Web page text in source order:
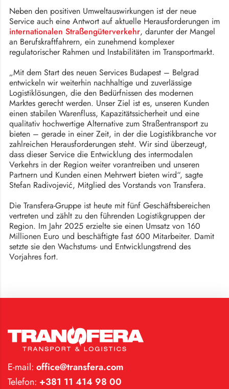
Neben den positiven Umweltauswirkungen ist der neue
Service auch eine Antwort auf aktuelle Herausforderungen im
internationalen Straßengüterverkehr, darunter der Mangel
an Berufskraftfahrern, ein zunehmend komplexer
regulatorischer Rahmen und Instabilitäten im Transportmarkt.
„Mit dem Start des neuen Services Budapest – Belgrad
entwickeln wir weiterhin nachhaltige und zuverlässige
Logistiklösungen, die den Bedürfnissen des modernen
Marktes gerecht werden. Unser Ziel ist es, unseren Kunden
einen stabilen Warenfluss, Kapazitätssicherheit und eine
qualitativ hochwertige Alternative zum Straßentransport zu
bieten – gerade in einer Zeit, in der die Logistikbranche vor
zahlreichen Herausforderungen steht. Wir sind überzeugt,
dass dieser Service die Entwicklung des intermodalen
Verkehrs in der Region weiter vorantreiben und unseren
Partnern und Kunden einen Mehrwert bieten wird“, sagte
Stefan Radivojević, Mitglied des Vorstands von Transfera.
Die Transfera-Gruppe ist heute mit fünf Geschäftsbereichen
vertreten und zählt zu den führenden Logistikgruppen der
Region. Im Jahr 2025 erzielte sie einen Umsatz von 160
Millionen Euro und beschäftigte fast 600 Mitarbeiter. Damit
setzte sie den Wachstums- und Entwicklungstrend des
Vorjahres fort.
E-mail: office@transfera.com
Telefon: +381 11 414 98 00